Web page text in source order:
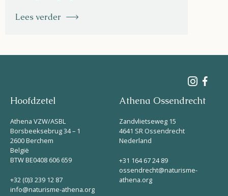
Lees verder
Hoofdzetel
Athena VZW/ASBL
Borsbeeksebrug 34 – 1
2600 Berchem
België
BTW BE0408 606 659
+32 (0)3 239 12 87
info@naturisme-athena.org
Athena Ossendrecht
Zandvlietseweg 15
4641 SR Ossendrecht
Nederland
+31 164 67 24 89
ossendrecht@naturisme-
athena.org